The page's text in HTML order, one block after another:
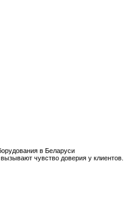
в Беларуси
чувство доверия у клиентов.